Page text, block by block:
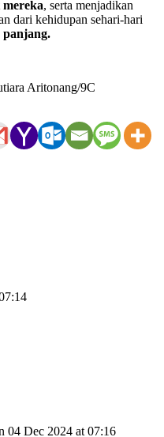
, serta menjadikan
dari kehidupan sehari-hari
panjang.
Aritonang/9C
04 Dec 2024 at 07:16